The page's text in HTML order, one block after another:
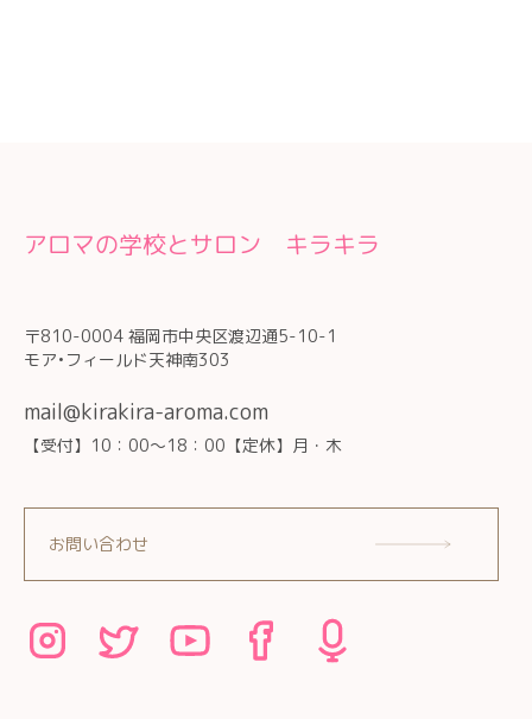
アロマの学校とサロン キラキラ
〒810-0004 福岡市中央区渡辺通5-10-1
モア•フィールド天神南303
mail@kirakira-aroma.com
【受付】10：00～18：00【定休】月・木
お問い合わせ